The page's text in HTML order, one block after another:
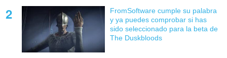
FromSoftware cumple su palabra
y ya puedes comprobar si has
sido seleccionado para la beta de
The Duskbloods